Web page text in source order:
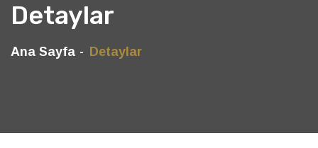
Detaylar
Ana Sayfa Detaylar